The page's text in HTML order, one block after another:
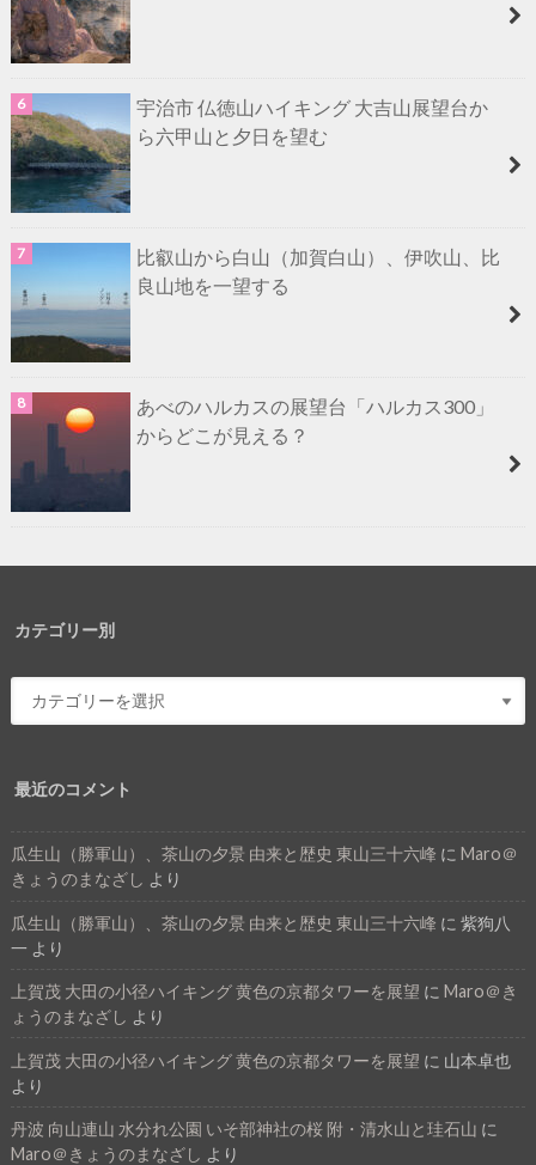
宇治市 仏徳山ハイキング 大吉山展望台か
ら六甲山と夕日を望む
比叡山から白山（加賀白山）、伊吹山、比
良山地を一望する
あべのハルカスの展望台「ハルカス300」
からどこが見える？
カテゴリー別
最近のコメント
瓜生山（勝軍山）、茶山の夕景 由来と歴史 東山三十六峰 に Maro＠
きょうのまなざし より
瓜生山（勝軍山）、茶山の夕景 由来と歴史 東山三十六峰 に 紫狗八
一 より
上賀茂 大田の小径ハイキング 黄色の京都タワーを展望 に Maro＠き
ょうのまなざし より
上賀茂 大田の小径ハイキング 黄色の京都タワーを展望 に 山本卓也
より
丹波 向山連山 水分れ公園 いそ部神社の桜 附・清水山と珪石山 に
Maro＠きょうのまなざし より